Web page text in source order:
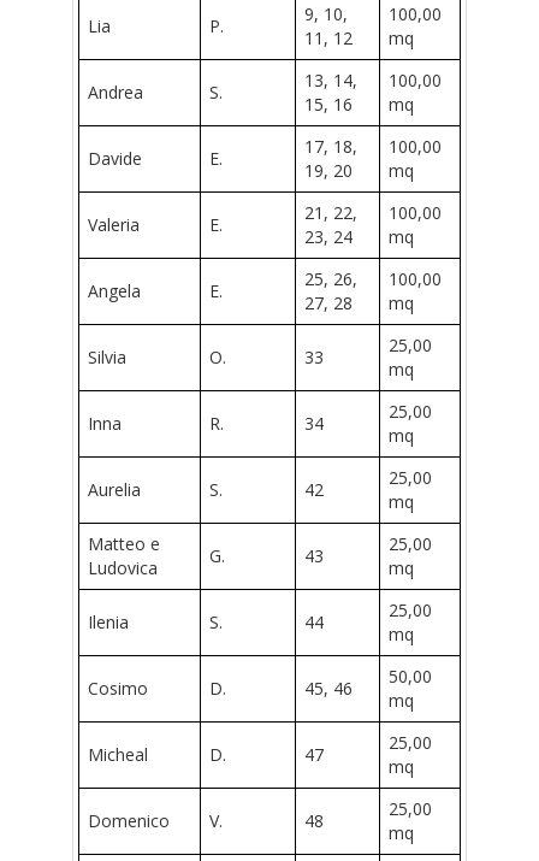
Lia P.
9, 10,
11, 12
100,00
mq
Andrea S.
13, 14,
15, 16
100,00
mq
Davide E.
17, 18,
19, 20
100,00
mq
Valeria E.
21, 22,
23, 24
100,00
mq
Angela E.
25, 26,
27, 28
100,00
mq
Silvia O. 33
25,00
mq
Inna R. 34
25,00
mq
Aurelia S. 42
25,00
mq
Matteo e
Ludovica
G. 43
25,00
mq
Ilenia S. 44
25,00
mq
Cosimo D. 45, 46
50,00
mq
Micheal D. 47
25,00
mq
Domenico V. 48
25,00
mq